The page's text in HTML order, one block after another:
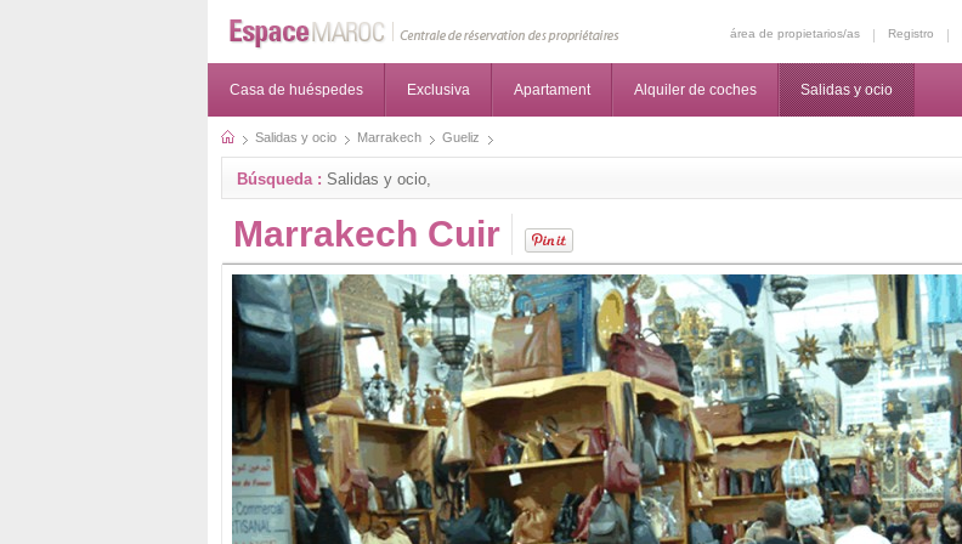
área de propietarios/as Registro
Casa de huéspedes Exclusiva Apartament Alquiler de coches Salidas y ocio
Salidas y ocio Marrakech Gueliz
Búsqueda : Salidas y ocio,
Marrakech Cuir